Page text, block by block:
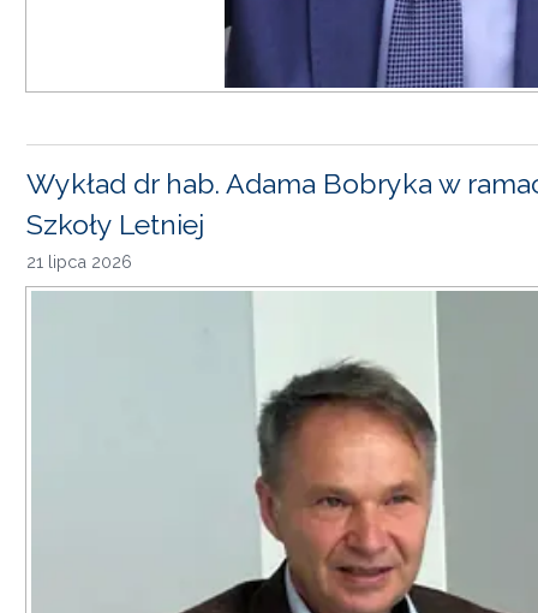
Wykład dr hab. Adama Bobryka w
Szkoły Letniej
21 lipca 2026